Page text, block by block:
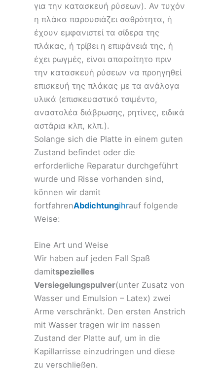
για την κατασκευή ρύσεων). Αν τυχόν
η πλάκα παρουσιάζει σαθρότητα, ή
έχουν εμφανιστεί τα σίδερα της
πλάκας, ή τρίβει η επιφάνειά της, ή
έχει ρωγμές, είναι απαραίτητο πριν
την κατασκευή ρύσεων να προηγηθεί
επισκευή της πλάκας με τα ανάλογα
υλικά (επισκευαστικό τσιμέντο,
αναστολέα διάβρωσης, ρητίνες, ειδικά
αστάρια κλπ, κλπ.).
Solange sich die Platte in einem guten
Zustand befindet oder die
erforderliche Reparatur durchgeführt
wurde und Risse vorhanden sind,
können wir damit
fortfahrenAbdichtungihrauf folgende
Weise:
Eine Art und Weise
Wir haben auf jeden Fall Spaß
damitspezielles
Versiegelungspulver(unter Zusatz von
Wasser und Emulsion – Latex) zwei
Arme verschränkt. Den ersten Anstrich
mit Wasser tragen wir im nassen
Zustand der Platte auf, um in die
Kapillarrisse einzudringen und diese
zu verschließen.